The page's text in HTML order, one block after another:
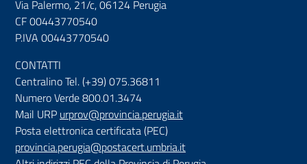
Via Palermo, 21/c, 06124 Perugia
CF 00443770540
P.IVA 00443770540
CONTATTI
Centralino Tel. (+39) 075.36811
Numero Verde 800.01.3474
Mail URP urprov@provincia.perugia.it
Posta elettronica certificata (PEC)
provincia.perugia@postacert.umbria.it